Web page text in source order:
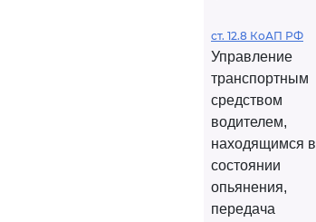
ст. 12.8 КоАП РФ
Управление
транспортным
средством
водителем,
находящимся в
состоянии
опьянения,
передача